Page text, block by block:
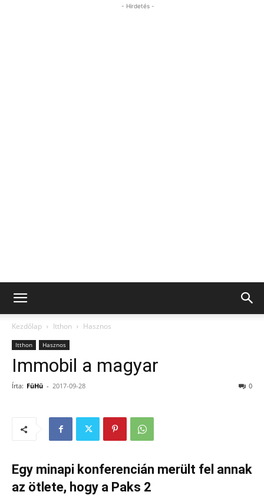
- Hirdetés -
Kezdőlap Itthon Hasznos
Itthon Hasznos
Immobil a magyar
Írta: FüHü - 2017-09-28 0
Egy minapi konferencián merült fel annak
az ötlete, hogy a Paks 2